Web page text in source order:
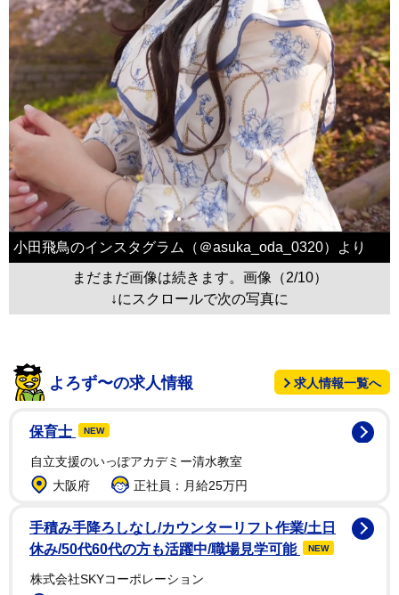
小田飛鳥のインスタグラム（＠asuka_oda_0320）より
まだまだ画像は続きます。画像（2/10）
↓にスクロールで次の写真に
よろず〜の求人情報 求人情報一覧へ
保育士 NEW
自立支援のいっぽアカデミー清水教室
大阪府
正社員：月給25万円
手積み手降ろしなし/カウンターリフト作業/土日
休み/50代60代の方も活躍中/職場見学可能
NEW
株式会社SKYコーポレーション